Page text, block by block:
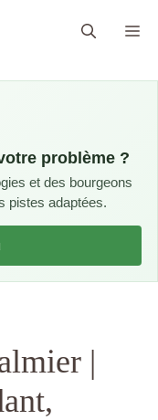
problème ?
et des bourgeons
pistes adaptées.
|